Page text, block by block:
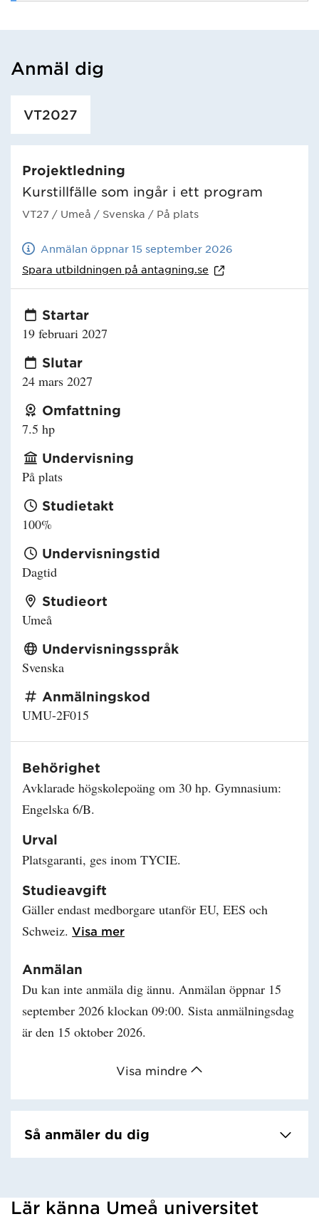
Anmäl dig
VT2027
Projektledning
Kurstillfälle som ingår i ett program
VT27 / Umeå / Svenska / På plats
Anmälan öppnar 15 september 2026
Spara utbildningen på antagning.se
Visa mindre
Startar
19 februari 2027
Slutar
24 mars 2027
Omfattning
7.5 hp
Undervisning
På plats
Studietakt
100%
Undervisningstid
Dagtid
Studieort
Umeå
Undervisningsspråk
Svenska
Anmälningskod
UMU-2F015
Behörighet
Avklarade högskolepoäng om 30 hp. Gymnasium:
Engelska 6/B.
Urval
Platsgaranti, ges inom TYCIE.
Studieavgift
Gäller endast medborgare utanför EU, EES och
Schweiz. Visa merLäs mer om Studieavgift
Anmälan
Du kan inte anmäla dig ännu. Anmälan öppnar 15
september 2026 klockan 09:00. Sista anmälningsdag
är den 15 oktober 2026.
Så anmäler du dig
Har hämtat kursochkurspaket.
Lär känna Umeå universitet